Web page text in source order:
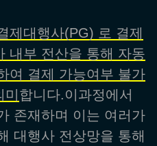
제대행사(PG) 로 결제
내부 전산을 통해 자동
여 결제 가능여부 불가
합니다.이과정에서
존재하며 이는 여러가
대행사 전상망을 통해